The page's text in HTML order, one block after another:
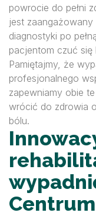
powrocie do pełni
jest
diagnostyki po
pacjentom czuć
Pamiętajmy, że
profesjonalnego
zapewniamy obie
wrócić do zdrowia
bólu.
Centrum